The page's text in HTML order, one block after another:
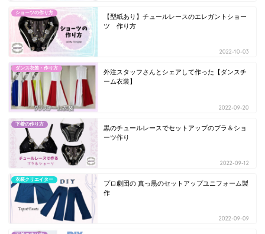
ショーツの作り方
【型紙あり】チュールレースのエレガントショー
ツ 作り方
2022-10-03
ダンス衣装・作り方
外注スタッフさんとシェアして作った【ダンスチ
ーム衣装】
2022-09-20
下着の作り方
黒のチュールレースでセットアップのブラ＆ショ
ーツ作り
2022-09-12
衣装クリエイター
プロ劇団の 真っ黒のセットアップユニフォーム製
作
2022-09-09